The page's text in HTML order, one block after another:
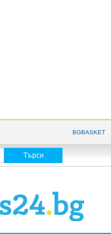
BGBASKET